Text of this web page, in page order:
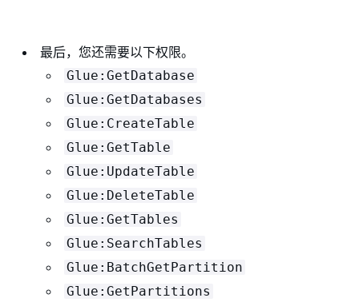
最后，您还需要以下权限。
Glue:GetDatabase
Glue:GetDatabases
Glue:CreateTable
Glue:GetTable
Glue:UpdateTable
Glue:DeleteTable
Glue:GetTables
Glue:SearchTables
Glue:BatchGetPartition
Glue:GetPartitions